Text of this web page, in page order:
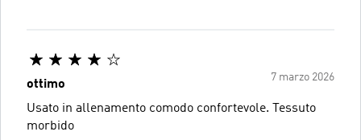
7 marzo 2026
ottimo
Usato in allenamento comodo confortevole. Tessuto
morbido